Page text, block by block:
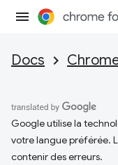
Docs
Google utilise la
votre langue préférée.
contenir des erreurs.